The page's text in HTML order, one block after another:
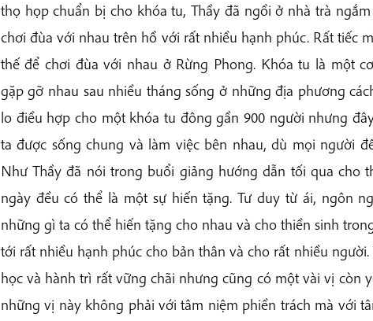
thọ họp chuẩn bị cho khóa tu, Thầy đã ngồi ở nhà trà
chơi đùa với nhau trên hồ với rất nhiều hạnh phúc. Rất tiếc
thế để chơi đùa với nhau ở Rừng Phong. Khóa tu là một
gặp gỡ nhau sau nhiều tháng sống ở những địa phương
lo điều hợp cho một khóa tu đông gần 900 người nhưng
ta được sống chung và làm việc bên nhau, dù mọi người
Như Thầy đã nói trong buổi giảng hướng dẫn tối qua cho
ngày đều có thể là một sự hiến tặng. Tư duy từ ái, ngôn
những gì ta có thể hiến tặng cho nhau và cho thiền sinh
tới rất nhiều hạnh phúc cho bản thân và cho rất nhiều
học và hành trì rất vững chãi nhưng cũng có một vài vị còn
những vị này không phải với tâm niệm phiền trách mà với